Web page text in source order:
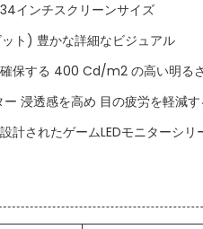
インチスクリーンサイズ
ト) 豊かな詳細なビジュアル
保する 400 Cd/m2 の高い明るさ
浸透感を高め 目の疲労を軽減す
計されたゲームLEDモニターシリ